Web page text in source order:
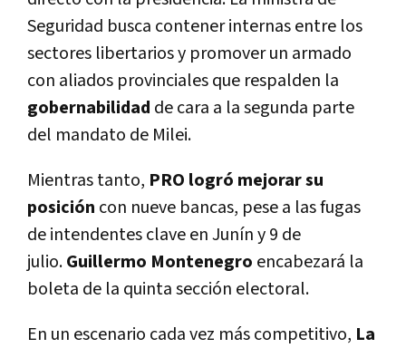
Seguridad busca contener internas entre los
sectores libertarios y promover un armado
con aliados provinciales que respalden la
gobernabilidad de cara a la segunda parte
del mandato de Milei.
Mientras tanto, PRO logró mejorar su
posición con nueve bancas, pese a las fugas
de intendentes clave en Junín y 9 de
julio.Guillermo Montenegro encabezará la
boleta de la quinta sección electoral.
En un escenario cada vez más competitivo, La